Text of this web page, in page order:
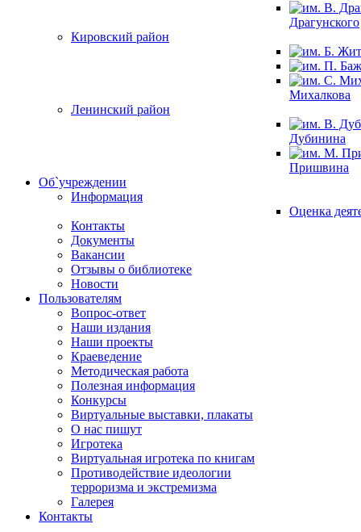
Драгунского
Кировский район
Михалкова
Ленинский район
Дубинина
Пришвина
Об`учреждении
Информация
Оценка
Контакты
Документы
Вакансии
Отзывы о библиотеке
Новости
Пользователям
Вопрос-ответ
Наши издания
Наши проекты
Краеведение
Методическая работа
Полезная информация
Конкурсы
Виртуальные выставки, плакаты
О нас пишут
Игротека
Виртуальная игротека по книгам
Противодействие идеологии
терроризма и экстремизма
Галерея
Контакты